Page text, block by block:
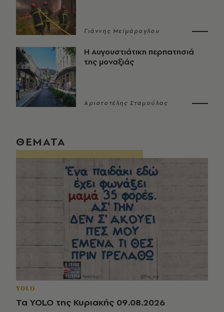
Γιάννης Μεϊμάρογλου
Η Αυγουστιάτικη περπατησιά
της μοναξιάς
Αριστοτέλης Σταμούλας
ΘΕΜΑΤΑ
YOLO
Τα YOLO της Κυριακής 09.08.2026